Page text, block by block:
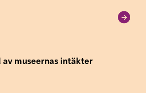
av museernas intäkter